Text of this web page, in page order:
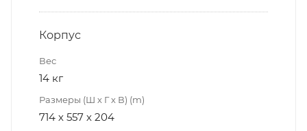
Корпус
Вес
14 кг
Размеры (Ш х Г х В) (m)
714 х 557 х 204